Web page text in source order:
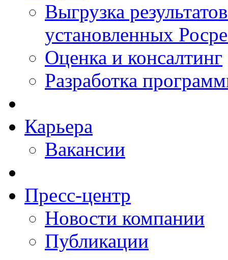
Выгрузка
установленных
Оценка и консалтинг
Разработка
Карьера
Вакансии
Пресс-центр
Новости компании
Публикации